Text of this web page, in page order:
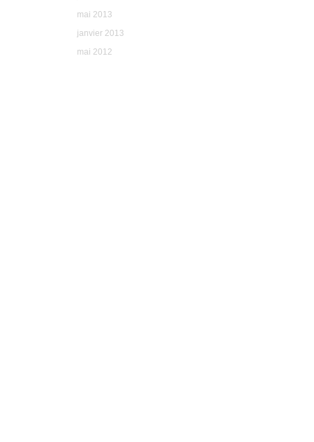
mai 2013
janvier 2013
mai 2012